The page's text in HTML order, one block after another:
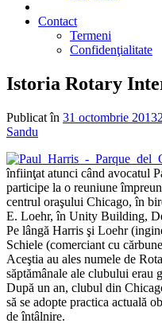
Contact
Termeni
Confidenţialitate
Istoria Rotary
Publicat în 31 octombrie 2013
Sandu
înfiinţat atunci când avocatul
participe la o reuniune
centrul oraşului Chicago, în
E. Loehr, în Unity Building,
Pe lângă Harris şi Loehr
Schiele (comerciant cu
Aceştia au ales numele de
săptămânale ale clubului erau
După un an, clubul din
să se adopte practica actuală
de întâlnire.